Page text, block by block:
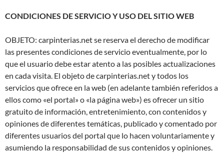
CONDICIONES DE SERVICIO Y USO DEL SITIO WEB
OBJETO: carpinterias.net se reserva el derecho de modificar
las presentes condiciones de servicio eventualmente, por lo
que el usuario debe estar atento a las posibles actualizaciones
en cada visita. El objeto de carpinterias.net y todos los
servicios que ofrece en la web (en adelante también referidos a
ellos como «el portal» o «la página web») es ofrecer un sitio
gratuito de información, entretenimiento, con contenidos y
opiniones de diferentes temáticas, publicado y comentado por
diferentes usuarios del portal que lo hacen voluntariamente y
asumiendo la responsabilidad de sus contenidos y opiniones.